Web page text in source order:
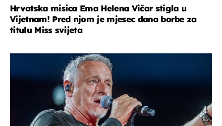
Hrvatska misica Ema Helena Vičar stigla u
Vijetnam! Pred njom je mjesec dana borbe za
titulu Miss svijeta